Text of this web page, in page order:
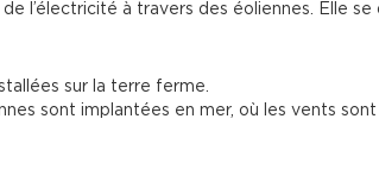
l’électricité à travers des éoliennes. Elle se
sur la terre ferme.
sont implantées en mer, où les vents sont